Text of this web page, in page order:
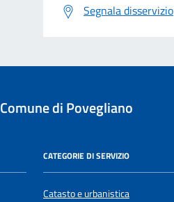
Segnala disservizio
Comune di Povegliano
CATEGORIE DI SERVIZIO
Catasto e urbanistica